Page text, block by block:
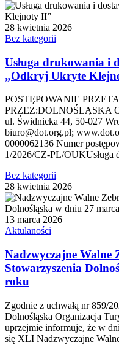
28 kwietnia 2026
Bez kategorii
Usługa drukowania i
„Odkryj Ukryte
POSTĘPOWANIE
PRZEZ:DOLNOŚLĄSKA
ul. Świdnicka 44, 50-027
biuro@dot.org.pl;
0000062136 Numer
1/2026/CZ-PL/OUKUsługa
Bez kategorii
28 kwietnia 2026
13 marca 2026
Aktulaności
Nadzwyczajne Walne
Stowarzyszenia
roku
Zgodnie z uchwałą nr 859/
Dolnośląska Organizacja
uprzejmie informuje, że w
się XLI Nadzwyczajne